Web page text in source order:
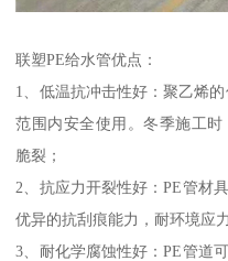
联塑PE给水管优点：
1、低温抗冲击性好：聚乙烯
范围内安全使用。冬季施工
脆裂；
2、抗应力开裂性好：PE管材
优异的抗刮痕能力，耐环境应
3、耐化学腐蚀性好：PE管道